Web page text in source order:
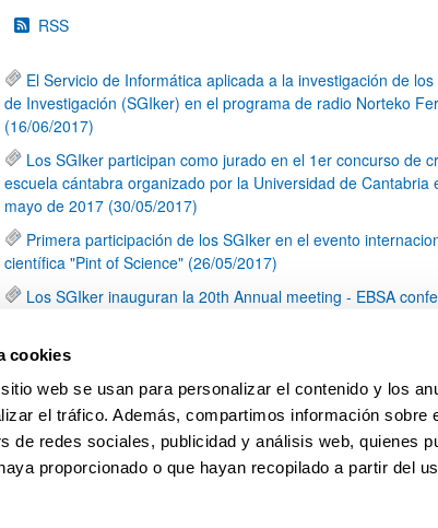
cookies
web se usan para personalizar el contenido y los
el tráfico. Además, compartimos información sobre
de redes sociales, publicidad y análisis web, quienes
proporcionado o que hayan recopilado a partir del
RSS
El Servicio de Informática aplicada a la investigación de
de Investigación (SGIker) en el programa de radio Norteko
(16/06/2017)
Los SGIker participan como jurado en el 1er concurso de
escuela cántabra organizado por la Universidad de Cantabria
mayo de 2017 (30/05/2017)
Primera participación de los SGIker en el evento
científica "Pint of Science" (26/05/2017)
Los SGIker inauguran la 20th Annual meeting - EBSA
Los SGIker asisten al III Seminario Internacional sobre la
en Barcelona (17-19 mayo 2017) (26/05/2017)
Página
1 ...Páginas intermedias Use TAB
Página
17 Página
18 Página
19 ...Páginas
79